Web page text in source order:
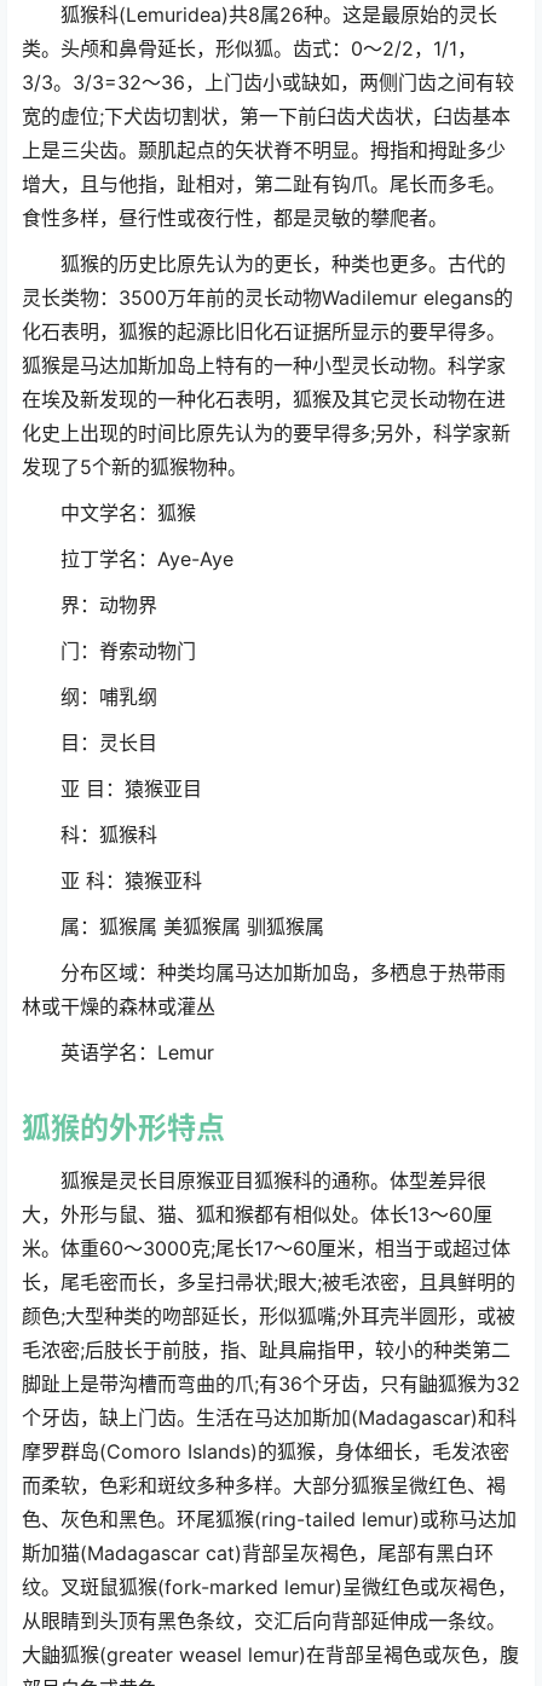
狐猴科(Lemuridea)共8属26种。这是最原始的灵长
类。头颅和鼻骨延长，形似狐。齿式：0～2/2，1/1，
3/3。3/3=32～36，上门齿小或缺如，两侧门齿之间有较
宽的虚位;下犬齿切割状，第一下前臼齿犬齿状，臼齿基本
上是三尖齿。颞肌起点的矢状脊不明显。拇指和拇趾多少
增大，且与他指，趾相对，第二趾有钩爪。尾长而多毛。
食性多样，昼行性或夜行性，都是灵敏的攀爬者。
狐猴的历史比原先认为的更长，种类也更多。古代的
灵长类物：3500万年前的灵长动物Wadilemur elegans的
化石表明，狐猴的起源比旧化石证据所显示的要早得多。
狐猴是马达加斯加岛上特有的一种小型灵长动物。科学家
在埃及新发现的一种化石表明，狐猴及其它灵长动物在进
化史上出现的时间比原先认为的要早得多;另外，科学家新
发现了5个新的狐猴物种。
中文学名：狐猴
拉丁学名：Aye-Aye
界：动物界
门：脊索动物门
纲：哺乳纲
目：灵长目
亚 目：猿猴亚目
科：狐猴科
亚 科：猿猴亚科
属：狐猴属 美狐猴属 驯狐猴属
分布区域：种类均属马达加斯加岛，多栖息于热带雨
林或干燥的森林或灌丛
英语学名：Lemur
狐猴的外形特点
狐猴是灵长目原猴亚目狐猴科的通称。体型差异很
大，外形与鼠、猫、狐和猴都有相似处。体长13～60厘
米。体重60～3000克;尾长17～60厘米，相当于或超过体
长，尾毛密而长，多呈扫帚状;眼大;被毛浓密，且具鲜明的
颜色;大型种类的吻部延长，形似狐嘴;外耳壳半圆形，或被
毛浓密;后肢长于前肢，指、趾具扁指甲，较小的种类第二
脚趾上是带沟槽而弯曲的爪;有36个牙齿，只有鼬狐猴为32
个牙齿，缺上门齿。生活在马达加斯加(Madagascar)和科
摩罗群岛(Comoro Islands)的狐猴，身体细长，毛发浓密
而柔软，色彩和斑纹多种多样。大部分狐猴呈微红色、褐
色、灰色和黑色。环尾狐猴(ring-tailed lemur)或称马达加
斯加猫(Madagascar cat)背部呈灰褐色，尾部有黑白环
纹。叉斑鼠狐猴(fork-marked lemur)呈微红色或灰褐色，
从眼睛到头顶有黑色条纹，交汇后向背部延伸成一条纹。
大鼬狐猴(greater weasel lemur)在背部呈褐色或灰色，腹